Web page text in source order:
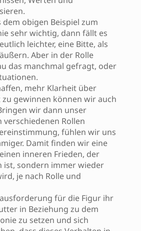
obigen Beispiel zum
sehr wichtig, dann fällt es
leichter, eine Bitte, als
Aber in der Rolle
das manchmal gefragt, oder
mehr Klarheit über
gewinnen können wir auch
wir dann unser
verschiedenen Rollen
fühlen wir uns
Damit finden wir eine
inneren Frieden, der
ist, sondern immer wieder
je nach Rolle und
für die Figur ihr
in Beziehung zu dem
zu setzen und sich